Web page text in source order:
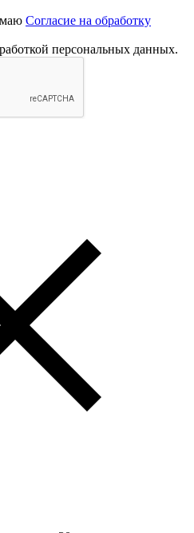
Согласие на обработку
персональных данных.